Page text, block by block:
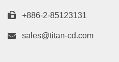
+886-2-85123131
sales@titan-cd.com